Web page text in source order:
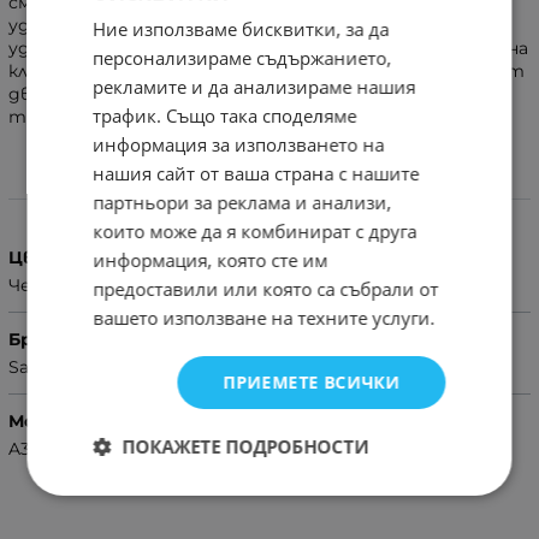
удари. Двойното покритие неутрализира удари, а
удобната стойка позволява да се ползва и за гледане на
клипчета, снимки и др. по време на път. Направен е от
две части – дебела и гъвкава гума, както и дебел
твърд капак.
Характеристики
Цвят
Червен
Бранд
Samsung
Модел Телефон
A33 5G
Ние използваме бисквитки, за да
персонализираме съдържанието,
рекламите и да анализираме нашия
трафик. Също така споделяме
информация за използването на
нашия сайт от ваша страна с нашите
партньори за реклама и анализи,
които може да я комбинират с друга
информация, която сте им
предоставили или която са събрали от
вашето използване на техните услуги.
ПРИЕМЕТЕ ВСИЧКИ
ПОКАЖЕТЕ ПОДРОБНОСТИ